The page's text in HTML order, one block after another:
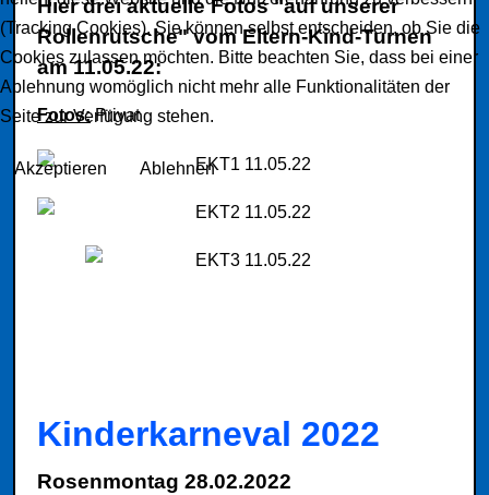
Hier drei aktuelle Fotos "auf unserer
Rollenrutsche" vom Eltern-Kind-Turnen
am 11.05.22:
Fotos:Privat
Kinderkarneval 2022
Rosenmontag 28.02.2022
(Tracking Cookies). Sie können selbst entscheiden, ob Sie die
Cookies zulassen möchten. Bitte beachten Sie, dass bei einer
Ablehnung womöglich nicht mehr alle Funktionalitäten der
Seite zur Verfügung stehen.
Akzeptieren Ablehnen